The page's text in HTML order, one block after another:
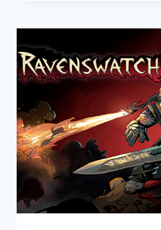
DAS
AUF
DEINEM
HANDY